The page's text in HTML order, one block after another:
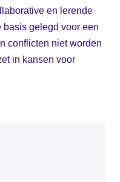
en lerende
basis gelegd voor een
conflicten niet worden
in kansen voor